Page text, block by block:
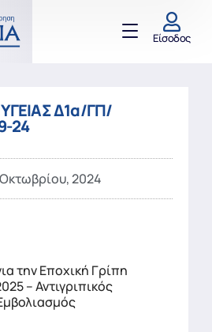
Είσοδος
Δ1α/ΓΠ/
24
2024
την Εποχική Γρίπη
– Αντιγριπικός